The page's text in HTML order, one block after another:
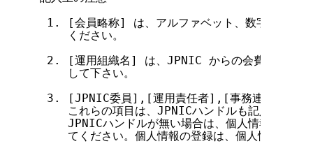
1. [会員略称] は、アルファベット、数字、-（ハ
    ください。
2. [運用組織名] は、JPNIC からの会費請求等の
    して下さい。
3. [JPNIC委員],[運用責任者],[事務連絡担当
これらの項目は、JPNICハンドルも記入して下
JPNICハンドルが無い場合は、個人情報の登録
てください。個人情報の登録は、個人情報登録